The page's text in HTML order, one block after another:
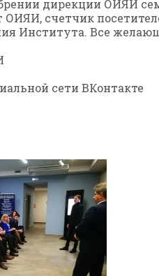
дирекции ОИЯИ
счетчик
Института. Все
сети ВКонтакте